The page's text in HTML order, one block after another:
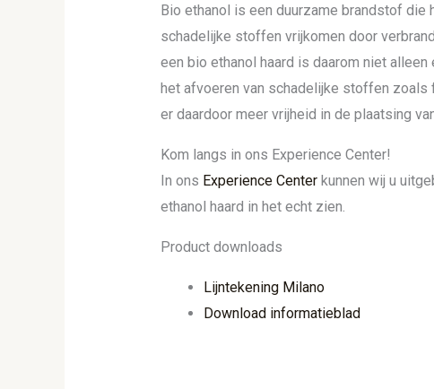
Bio ethanol is een duurzame brandstof
schadelijke stoffen vrijkomen door
een bio ethanol haard is daarom niet
het afvoeren van schadelijke stoffen zoals
er daardoor meer vrijheid in de plaatsing
Kom langs in ons Experience Center!
In ons Experience Centerkunnen wij u
ethanol haard in het echt zien.
Product downloads
Lijntekening Milano
Download informatieblad